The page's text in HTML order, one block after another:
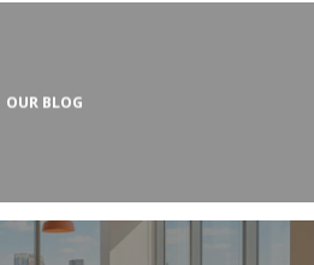
OUR BLOG